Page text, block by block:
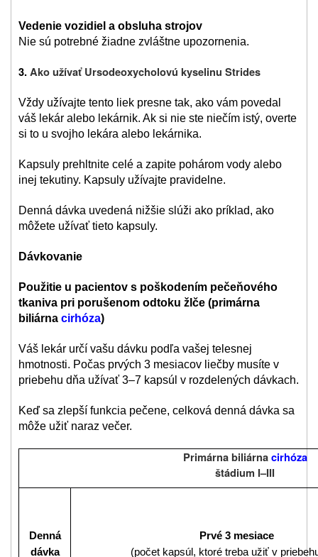
Vedenie vozidiel a obsluha strojov
Nie sú potrebné žiadne zvláštne upozornenia.
3.Ako užívať Ursodeoxycholovú kyselinu Strides
Vždy užívajte tento liek presne tak, ako vám povedal
váš lekár alebo lekárnik. Ak si nie ste niečím istý, overte
si to u svojho lekára alebo lekárnika.
Kapsuly prehltnite celé a zapite pohárom vody alebo
inej tekutiny. Kapsuly užívajte pravidelne.
Denná dávka uvedená nižšie slúži ako príklad, ako
môžete užívať tieto kapsuly.
Dávkovanie
Použitie u pacientov s poškodením pečeňového
tkaniva pri porušenom odtoku žlče (primárna
biliárna cirhóza)
Váš lekár určí vašu dávku podľa vašej telesnej
hmotnosti. Počas prvých 3 mesiacov liečby musíte v
priebehu dňa užívať 3–7 kapsúl v rozdelených dávkach.
Keď sa zlepší funkcia pečene, celková denná dávka sa
môže užiť naraz večer.
Primárna biliárnacirhóza
štádium I–III
Denná
dávka
Prvé 3 mesiace
(počet kapsúl, ktoré treba užiť v